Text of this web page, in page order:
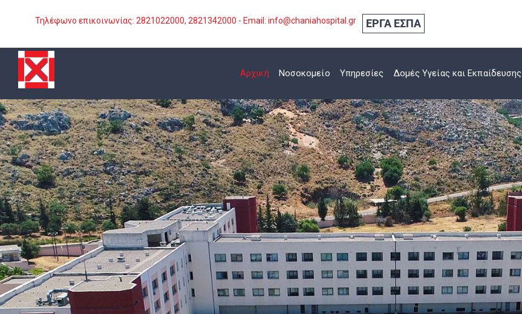
Τηλέφωνο επικοινωνίας: 2821022000, 2821342000 - Email: info@chaniahospital.gr ΕΡΓΑ ΕΣΠΑ
Αρχική Νοσοκομείο Υπηρεσίες Δομές Υγείας και Εκπαίδευσης